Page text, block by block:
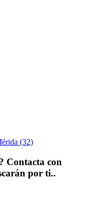
(32)
Contacta con
por ti..